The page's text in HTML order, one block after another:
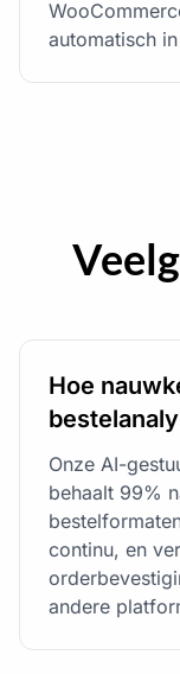
automatisch
Hoe
Onze AI-
behaalt 99%
continu, en
andere